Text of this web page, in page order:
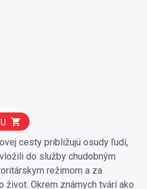
cesty približujú osudy ľudí,
do služby chudobným
režimom a za
Okrem známych tvárí ako